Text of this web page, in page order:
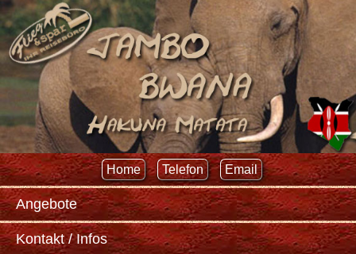
Home Telefon Email
Angebote
Kontakt / Infos